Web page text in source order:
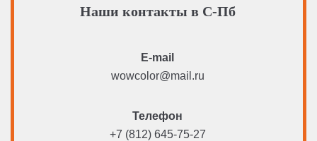
Наши контакты в С-Пб
E-mail
wowcolor@mail.ru
Телефон
+7 (812) 645-75-27